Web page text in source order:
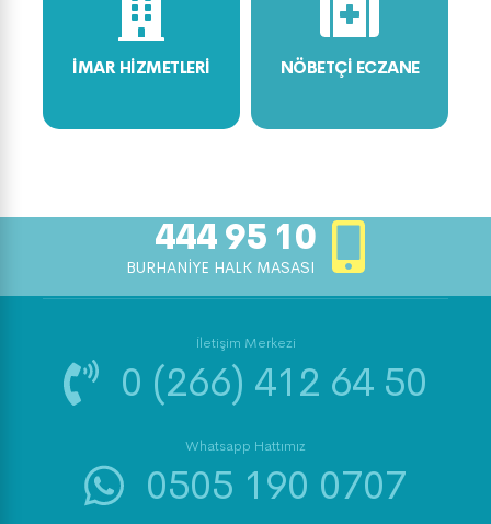
İMAR HİZMETLERİ NÖBETÇİ ECZANE
444 95 10
BURHANİYE HALK MASASI
İletişim Merkezi
0 (266) 412 64 50
Whatsapp Hattımız
0505 190 0707